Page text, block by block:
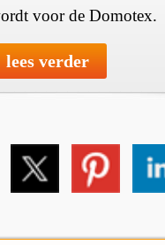
voor de Domotex.
lees verder